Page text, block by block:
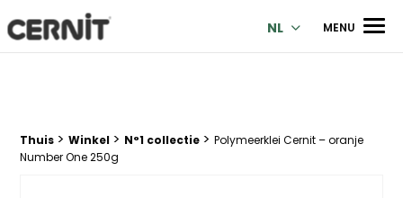
Cernit Une qualité haut de gamme pour des créations
NL MENU
Breadcrumb trail:
Thuis > Winkel > N°1 collectie > Polymeerklei Cernit – oranje
Number One 250g